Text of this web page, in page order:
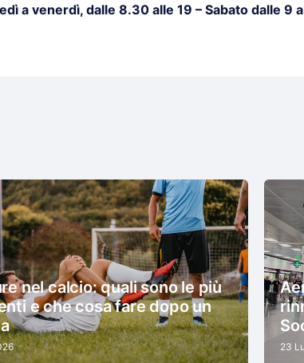
a venerdì, dalle 8.30 alle 19 – Sabato dalle 9
nel calcio: quali sono le più
e che cosa fare dopo un
23